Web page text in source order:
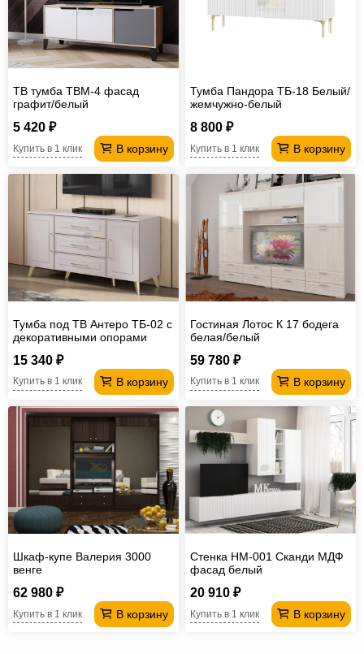
ТВ тумба ТВМ-4 фасад
графит/белый
5 420 ₽
В корзину
Купить в 1 клик
Тумба Пандора ТБ-18 Белый/
жемчужно-белый
8 800 ₽
В корзину
Купить в 1 клик
Тумба под ТВ Антеро ТБ-02 с
декоративными опорами
15 340 ₽
В корзину
Купить в 1 клик
Гостиная Лотос К 17 бодега
белая/белый
59 780 ₽
В корзину
Купить в 1 клик
Шкаф-купе Валерия 3000
венге
62 980 ₽
В корзину
Купить в 1 клик
Стенка НМ-001 Сканди МДФ
фасад белый
20 910 ₽
В корзину
Купить в 1 клик